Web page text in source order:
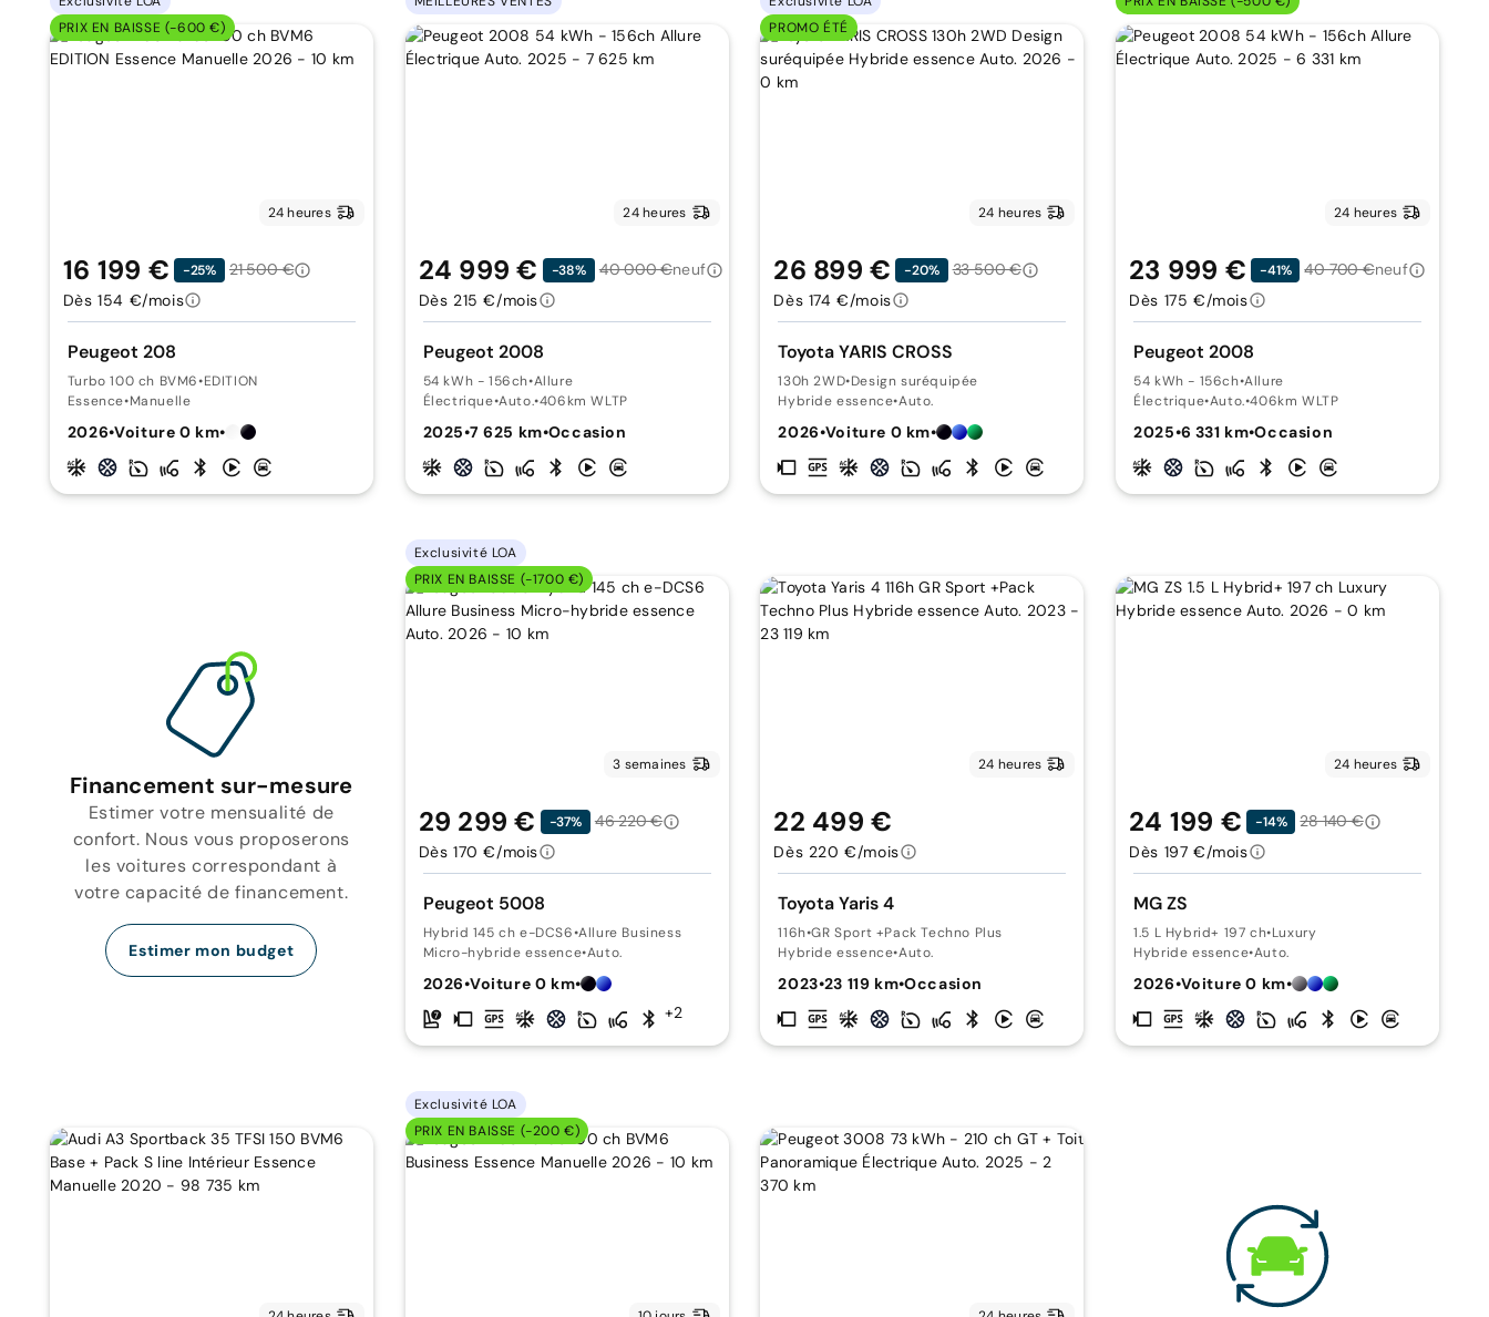
PRIX EN BAISSE (-600 €)
24 heures
Peugeot 208
Turbo 100 ch BVM6•EDITION
Essence•Manuelle
2026•Voiture 0 km•
16 199 € -25%
21 500 €
Dès 154 €/mois
24 heures
Peugeot 2008
54 kWh - 156ch•Allure
Électrique•Auto.•406km WLTP
2025•7 625 km•Occasion
24 999 € -38% 40 000 €neuf
Dès 215 €/mois
PROMO ÉTÉ
24 heures
Toyota YARIS CROSS
130h 2WD•Design suréquipée
Hybride essence•Auto.
2026•Voiture 0 km•
26 899 € -20%
33 500 €
Dès 174 €/mois
24 heures
Peugeot 2008
54 kWh - 156ch•Allure
Électrique•Auto.•406km WLTP
2025•6 331 km•Occasion
23 999 € -41% 40 700 €neuf
Dès 175 €/mois
Financement sur-mesure
Estimer votre mensualité de
confort. Nous vous proposerons
les voitures correspondant à
votre capacité de financement.
Estimer mon budget
Exclusivité LOA
PRIX EN BAISSE (-1700 €)
3 semaines
Peugeot 5008
Hybrid 145 ch e-DCS6•Allure Business
Micro-hybride essence•Auto.
2026•Voiture 0 km•
+2
29 299 € -37%
46 220 €
Dès 170 €/mois
24 heures
Toyota Yaris 4
116h•GR Sport +Pack Techno Plus
Hybride essence•Auto.
2023•23 119 km•Occasion
22 499 €
Dès 220 €/mois
24 heures
MG ZS
1.5 L Hybrid+ 197 ch•Luxury
Hybride essence•Auto.
2026•Voiture 0 km•
24 199 € -14%
28 140 €
Dès 197 €/mois
Exclusivité LOA
PRIX EN BAISSE (-200 €)